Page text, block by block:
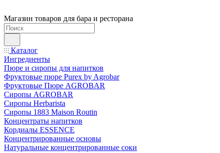
Магазин товаров для бара и ресторана
Каталог
Ингредиенты
Пюре и сиропы для напитков
Фруктовые пюре Purex by Agrobar
Фруктовые Пюре AGROBAR
Сиропы AGROBAR
Сиропы Herbarista
Сиропы 1883 Maison Routin
Концентраты напитков
Кордиалы ESSENCE
Концентрированные основы
Натуральные концентрированные соки